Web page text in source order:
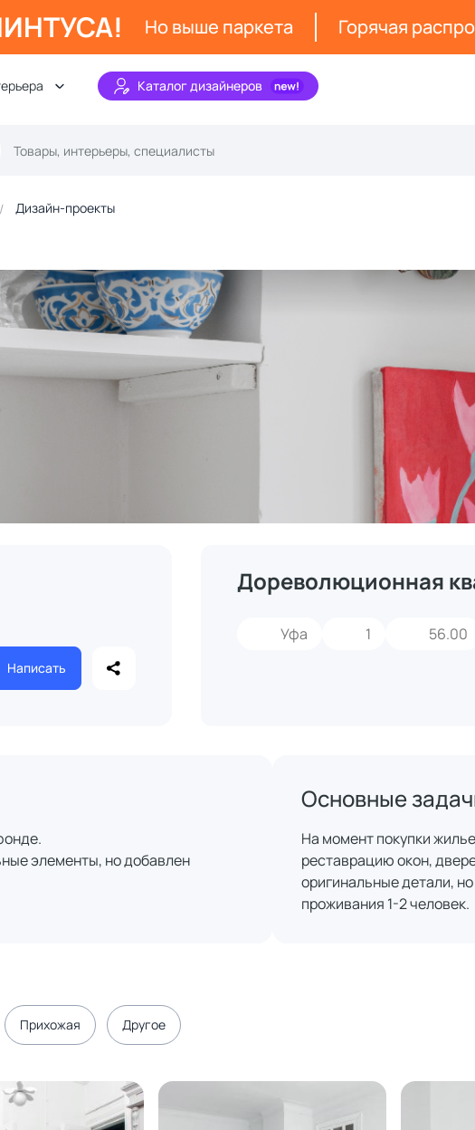
Но выше паркета Горячая
Каталог дизайнеров
Дизайн-проекты
Написать
Дореволюционная
Уфа 1 56.00
элементы, но добавлен
Основные
На момент покупки
реставрацию окон,
оригинальные детали,
проживания 1-2 человек.
Прихожая Другое